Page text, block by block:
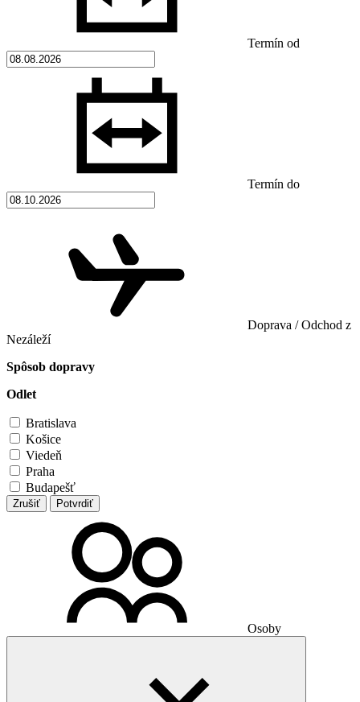
Termín od
Termín do
Doprava / Odchod z
Nezáleží
Spôsob dopravy
Odlet
Bratislava
Košice
Viedeň
Praha
Budapešť
Zrušiť Potvrdiť
Osoby